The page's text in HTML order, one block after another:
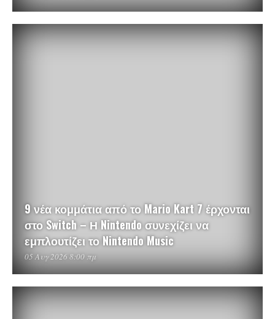
9 νέα κομμάτια από το Mario Kart 7 έρχονται
στο Switch – Η Nintendo συνεχίζει να
εμπλουτίζει το Nintendo Music
05 Αυγ 2026 8:00 πμ